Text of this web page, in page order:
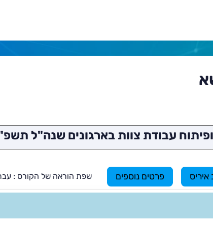
עבודת צוות בארגונים שנה"ל
איריס פרטים נוספים שפת הוראה של הקורס :